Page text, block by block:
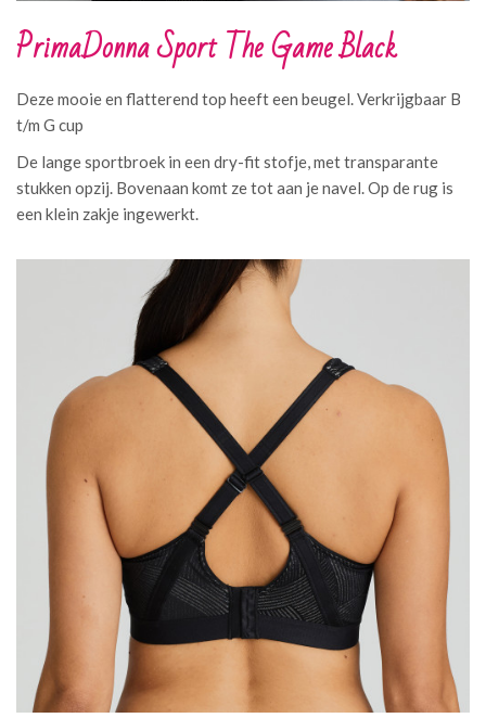
PrimaDonna Sport The Game Black
Deze mooie en flatterend top heeft een beugel. Verkrijgbaar B
t/m G cup
De lange sportbroek in een dry-fit stofje, met transparante
stukken opzij. Bovenaan komt ze tot aan je navel. Op de rug is
een klein zakje ingewerkt.